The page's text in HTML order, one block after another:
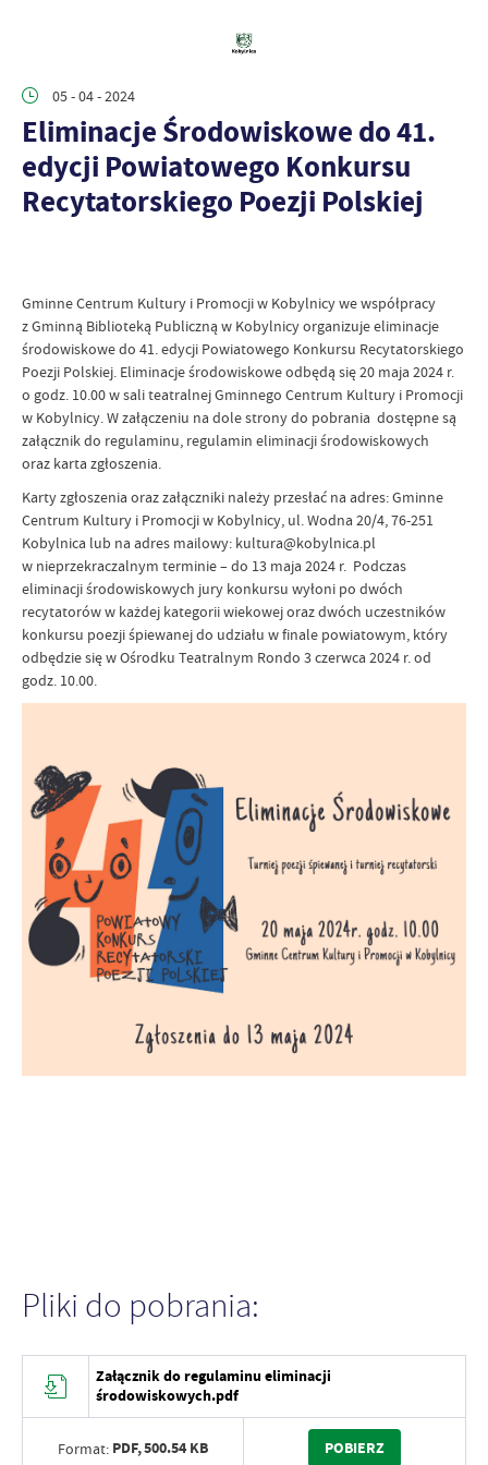
05 - 04 - 2024
Eliminacje Środowiskowe do 41.
edycji Powiatowego Konkursu
Recytatorskiego Poezji Polskiej
Gminne Centrum Kultury i Promocji w Kobylnicy we współpracy
z Gminną Biblioteką Publiczną w Kobylnicy organizuje eliminacje
środowiskowe do 41. edycji Powiatowego Konkursu Recytatorskiego
Poezji Polskiej. Eliminacje środowiskowe odbędą się 20 maja 2024 r.
o godz. 10.00 w sali teatralnej Gminnego Centrum Kultury i Promocji
w Kobylnicy. W załączeniu na dole strony do pobrania dostępne są
załącznik do regulaminu, regulamin eliminacji środowiskowych
oraz karta zgłoszenia.
Karty zgłoszenia oraz załączniki należy przesłać na adres: Gminne
Centrum Kultury i Promocji w Kobylnicy, ul. Wodna 20/4, 76-251
Kobylnica lub na adres mailowy: kultura@kobylnica.pl
w nieprzekraczalnym terminie – do 13 maja 2024 r. Podczas
eliminacji środowiskowych jury konkursu wyłoni po dwóch
recytatorów w każdej kategorii wiekowej oraz dwóch uczestników
konkursu poezji śpiewanej do udziału w finale powiatowym, który
odbędzie się w Ośrodku Teatralnym Rondo 3 czerwca 2024 r. od
godz. 10.00.
Pliki do pobrania:
Załącznik do regulaminu eliminacji
środowiskowych.pdf
Format: PDF,500.54 KB POBIERZ